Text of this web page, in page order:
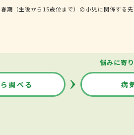
期（生後から15歳位まで）の小児に関係する
悩みに寄
調べる 病